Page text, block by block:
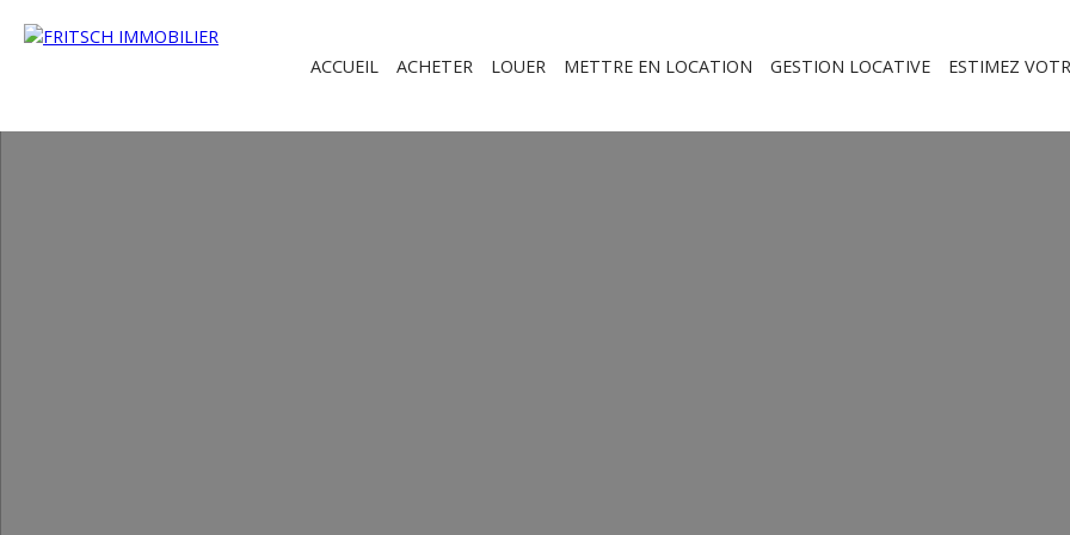
ACCUEIL ACHETER LOUER METTRE EN LOCATION GESTION LOCATIVE ESTIMEZ